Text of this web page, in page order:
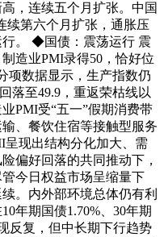
，连续五个月扩张。中国
续第六个月扩张，通胀压
。 ◆国债：震荡运行 震
造业PMI录得50，恰好位
项数据显示，生产指数仍
落至49.9，重返荣枯线以
PMI受“五一”假期消费带
、餐饮住宿等接触型服务
呈现出结构分化加大、需
偏好回落的共同推动下，
今日权益市场呈缩量下
。内外部环境总体仍有利
年期国债1.70%、30年期
反复，但中长期下行趋势